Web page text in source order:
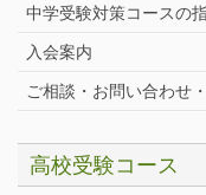
中学受験対策コースの
入会案内
ご相談・お問い合わせ
高校受験コース